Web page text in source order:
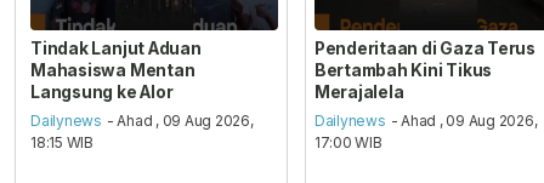
Tindak Lanjut Aduan
Mahasiswa Mentan
Langsung ke Alor
Dailynews - Ahad , 09 Aug 2026,
18:15 WIB
Penderitaan di Gaza Terus
Bertambah Kini Tikus
Merajalela
Dailynews - Ahad , 09 Aug 2026,
17:00 WIB